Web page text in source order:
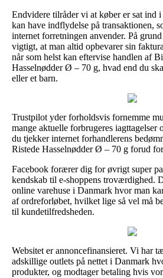
Endvidere tilråder vi at køber er sat ind
kan have indflydelse på transaktionen,
internet forretningen anvender. På
vigtigt, at man altid opbevarer sin
når som helst kan eftervise handlen af
Hasselnødder Ø – 70 g, hvad end du
eller et barn.
Trustpilot yder forholdsvis fornemme
mange aktuelle forbrugeres iagttagelser
du tjekker internet forhandlerens
Ristede Hasselnødder Ø – 70 g forud
Facebook forærer dig for øvrigt super
kendskab til e-shoppens troværdighed.
online varehuse i Danmark hvor man
af ordreforløbet, hvilket lige så vel må
til kundetilfredsheden.
Websitet er annoncefinansieret. Vi har
adskillige outlets på nettet i Danmark
produkter, og modtager betaling hvis